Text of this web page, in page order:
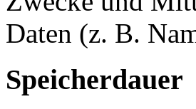
Daten (z. B.
Speicherdauer